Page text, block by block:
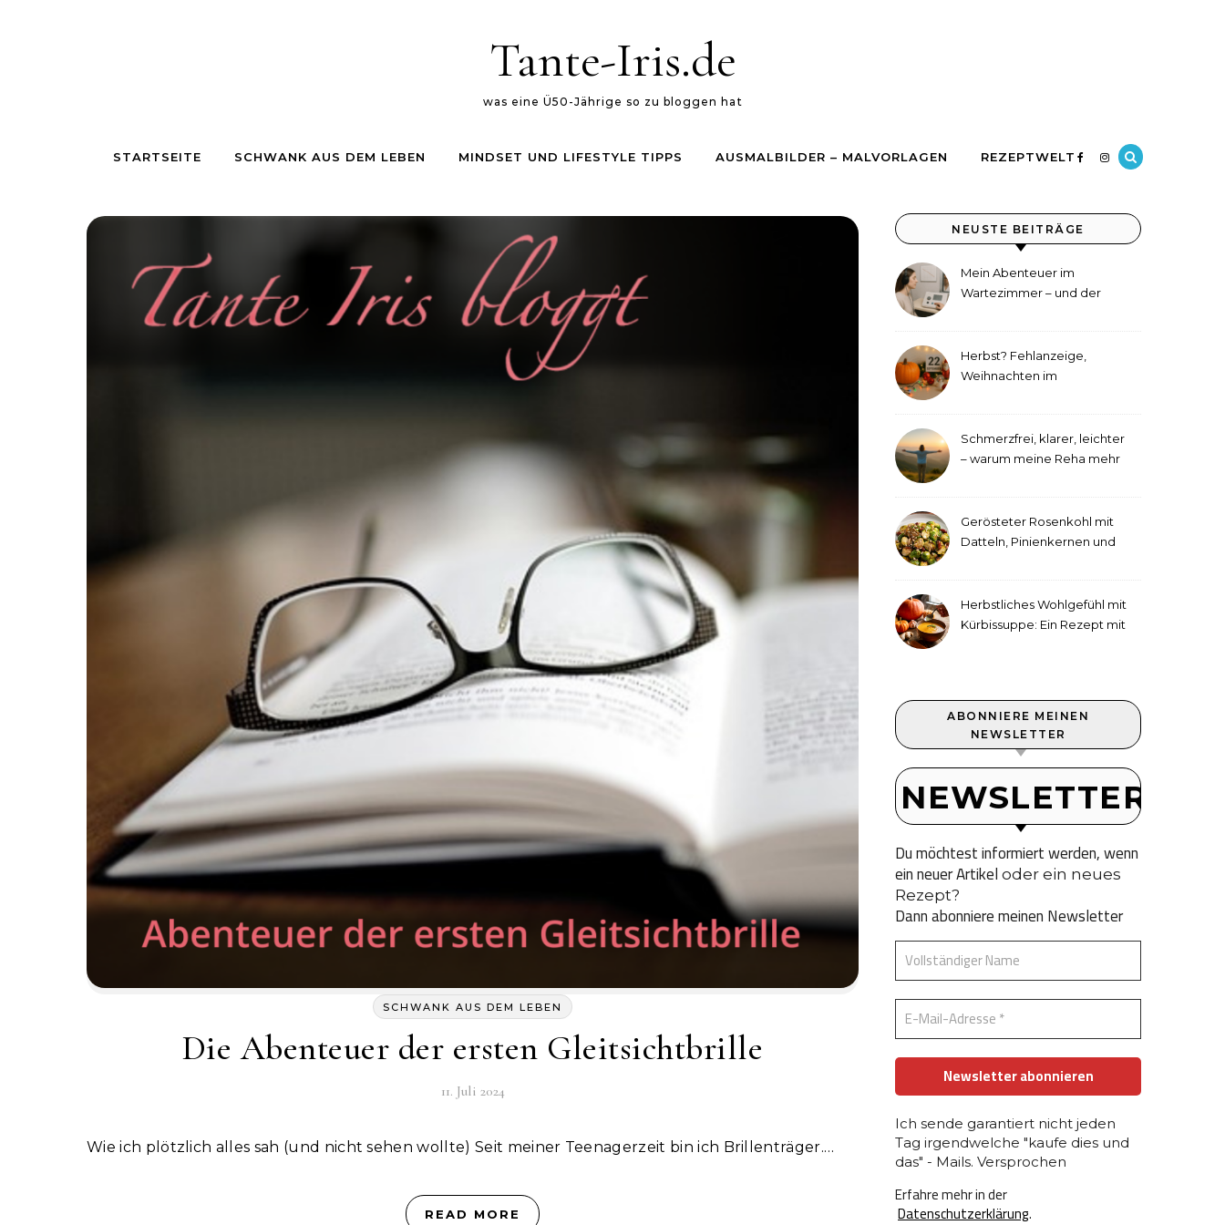
Tante-Iris.de
was eine Ü50-Jährige so zu bloggen hat
STARTSEITE SCHWANK AUS DEM LEBEN MINDSET UND LIFESTYLE TIPPS AUSMALBILDER – MALVORLAGEN REZEPTWELT
SCHWANK AUS DEM LEBEN
Die Abenteuer der ersten Gleitsichtbrille
11. Juli 2024
Wie ich plötzlich alles sah (und nicht sehen wollte) Seit meiner Teenagerzeit bin ich Brillenträger.…
READ MORE
NEUSTE BEITRÄGE
Mein Abenteuer im
Wartezimmer – und der
Herbst? Fehlanzeige,
Weihnachten im
Schmerzfrei, klarer, leichter
– warum meine Reha mehr
Gerösteter Rosenkohl mit
Datteln, Pinienkernen und
Herbstliches Wohlgefühl mit
Kürbissuppe: Ein Rezept mit
ABONNIERE MEINEN
NEWSLETTER
NEWSLETTER
Du möchtest informiert werden, wenn
ein neuer Artikel oder ein neues
Rezept?
Dann abonniere meinen Newsletter
Ich sende garantiert nicht jeden
Tag irgendwelche "kaufe dies und
das" - Mails. Versprochen
Erfahre mehr in der
Datenschutzerklärung.